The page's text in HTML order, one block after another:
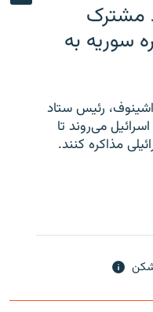
مشترک
سوریه به
رئیس ستاد
می‌روند تا
مذاکره کنند.